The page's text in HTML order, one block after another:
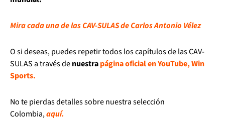
Mira cada una de las CAV-SULAS de Carlos Antonio Vélez
O si deseas, puedes repetir todos los capítulos de las CAV-
SULAS a través denuestrapágina oficial en YouTube, Win
Sports.
No te pierdas detalles sobre nuestra selección
Colombia,aquí.